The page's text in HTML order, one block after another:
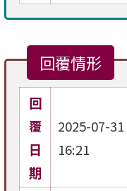
回覆情形
回
覆
日
期
2025-07-31
16:21